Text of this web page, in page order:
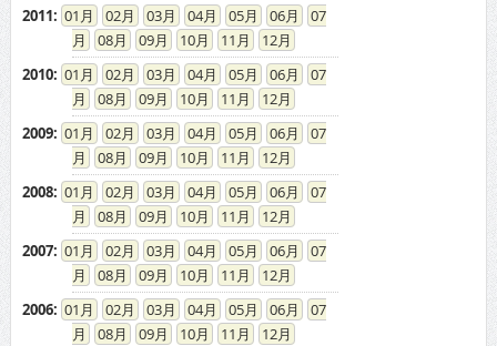
2011: 01 02 03 04 05 06
07
08
09 10 11
12
2010: 01 02 03 04 05 06
07
08
09 10 11
12
2009: 01 02 03 04 05 06
07
08
09 10 11
12
2008: 01 02 03 04 05 06
07
08
09 10 11
12
2007: 01 02 03 04 05 06
07
08
09 10 11
12
2006: 01 02 03 04 05 06
07
08
09 10 11
12